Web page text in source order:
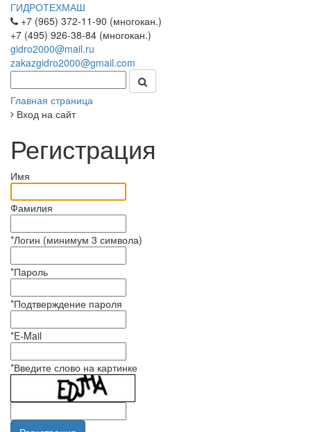
ГИДРОТЕХМАШ
+7 (965) 372-11-90 (многокан.)
+7 (495) 926-38-84 (многокан.)
gidro2000@mail.ru
zakazgidro2000@gmail.com
Главная страница
Вход на сайт
Регистрация
Имя
Фамилия
*Логин (минимум 3 символа)
*Пароль
*Подтверждение пароля
*E-Mail
*Введите слово на картинке